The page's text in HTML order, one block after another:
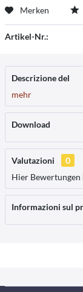
Merken
Artikel-Nr.:
Descrizione del
mehr
Download
Valutazioni
0
Hier Bewertungen
Informazioni sul